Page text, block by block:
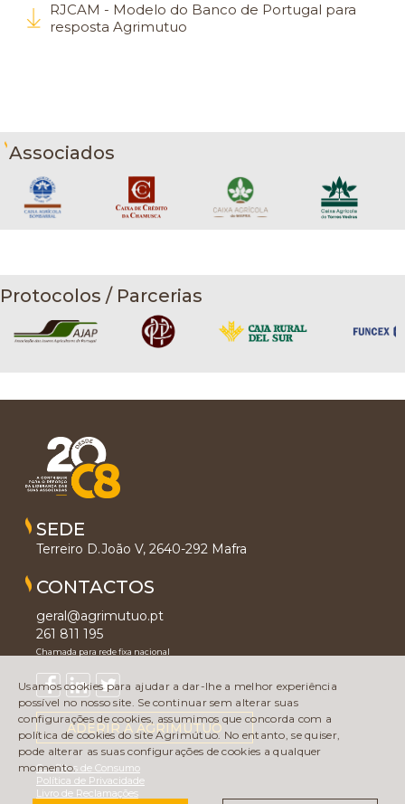
RJCAM - Modelo do Banco de Portugal para
resposta Agrimutuo
Associados
Protocolos / Parcerias
SEDE
Terreiro D.João V, 2640-292 Mafra
CONTACTOS
geral@agrimutuo.pt
261 811 195
Chamada para rede fixa nacional
ADERIR À AGRIMÚTUO
Conflitos de Consumo
Política de Privacidade
Livro de Reclamações
Usamos cookies para ajudar a dar-lhe a melhor experiência
possível no nosso site. Se continuar sem alterar suas
configurações de cookies, assumimos que concorda com a
política de cookies do site Agrimútuo. No entanto, se quiser,
pode alterar as suas configurações de cookies a qualquer
momento.